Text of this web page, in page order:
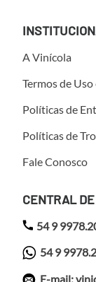
A Vinícola
Termos de
Políticas de
Políticas de
Fale Conosco
CENTRAL
54 9
54 9
E-mail: